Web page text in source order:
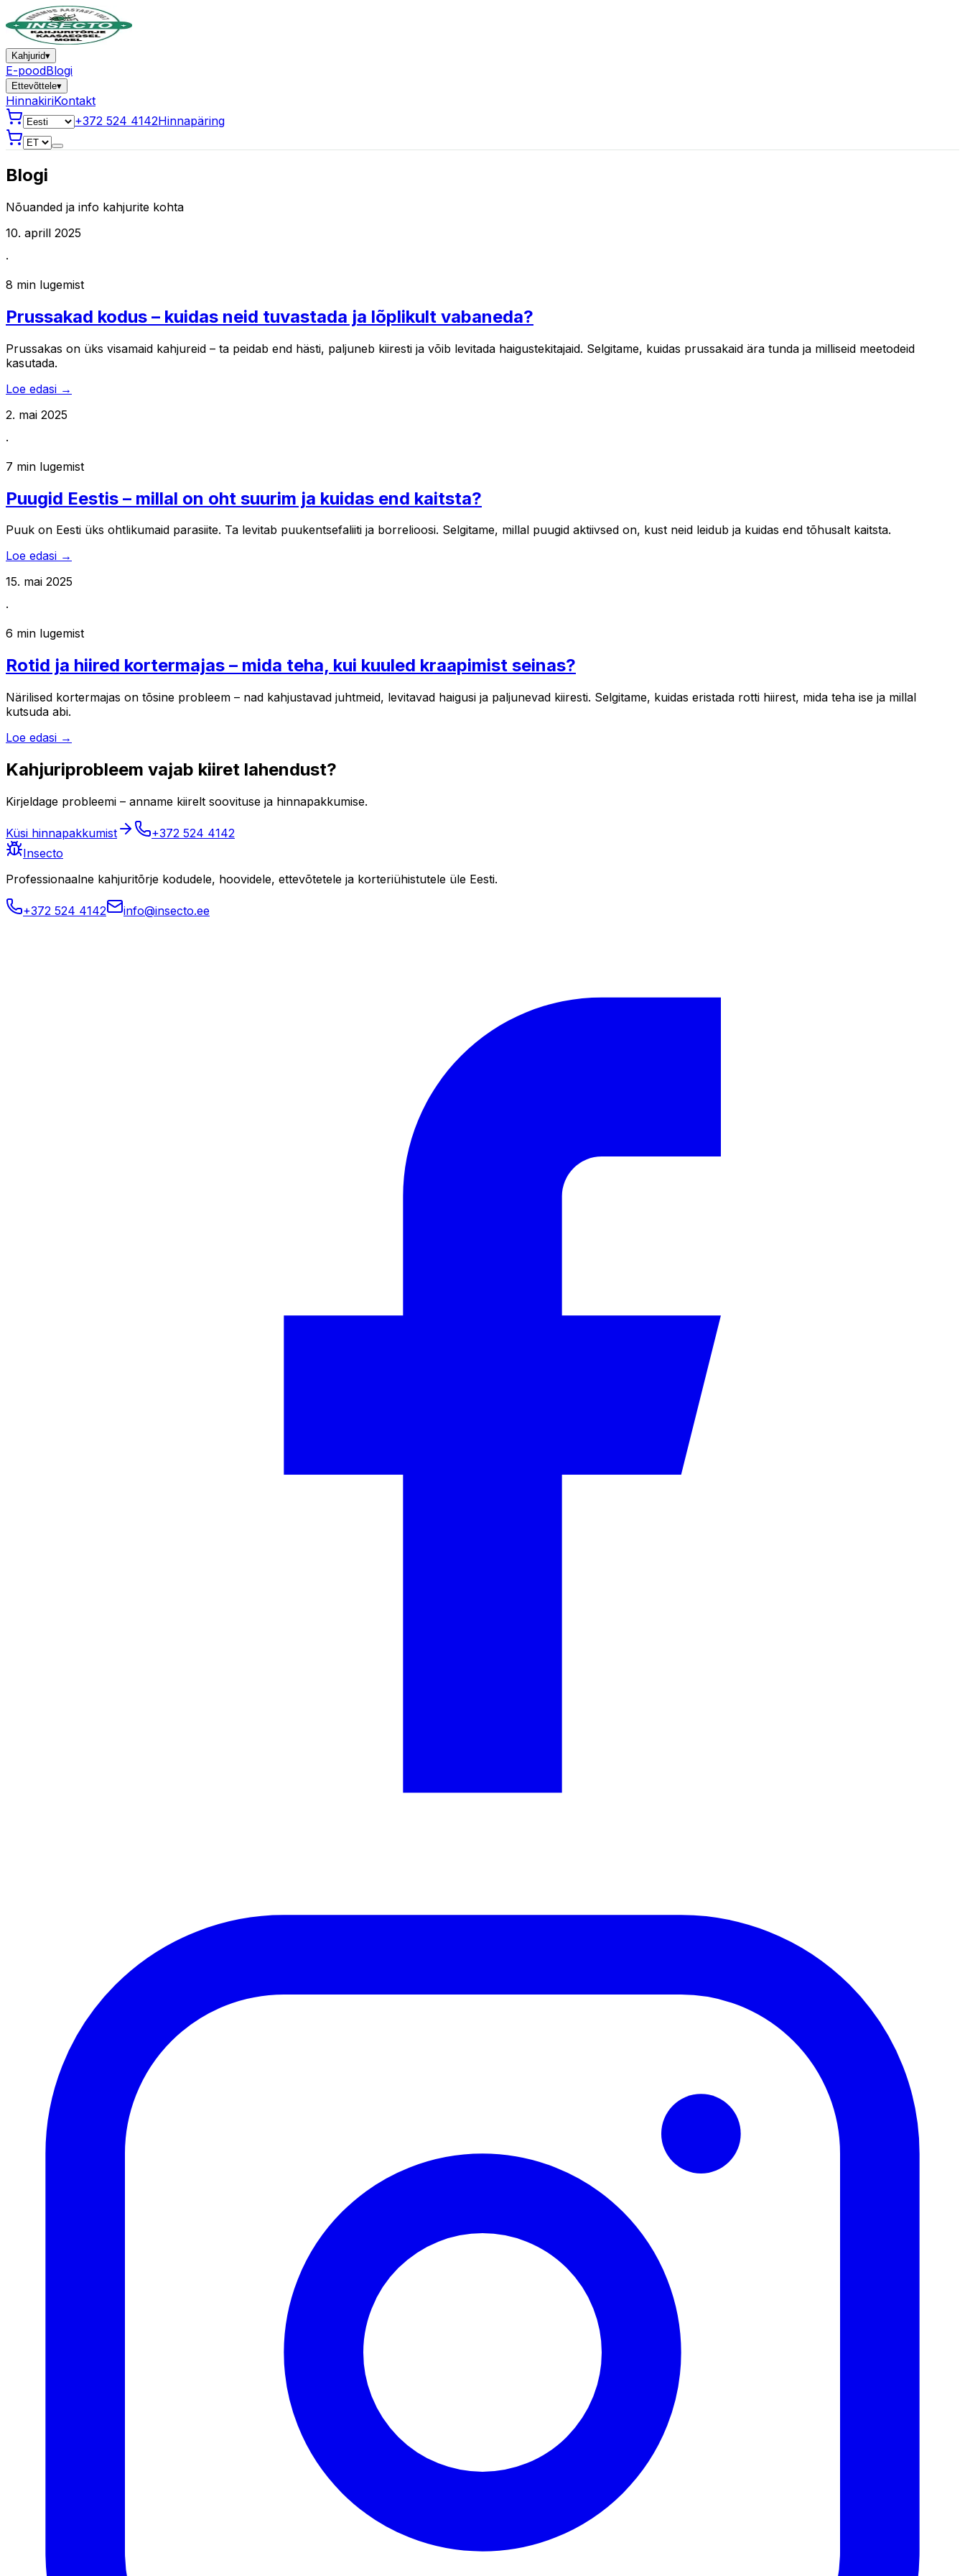
Kahjurid▾
E-poodBlogi
Ettevõttele▾
HinnakiriKontakt
+372 524 4142Hinnapäring
Blogi
Nõuanded ja info kahjurite kohta
10. aprill 2025
·
8 min lugemist
Prussakad kodus – kuidas neid tuvastada ja lõplikult vabaneda?
Prussakas on üks visamaid kahjureid – ta peidab end hästi, paljuneb kiiresti ja võib levitada haigustekitajaid. Selgitame, kuidas prussakaid ära tunda ja milliseid meetodeid
kasutada.
Loe edasi →
2. mai 2025
·
7 min lugemist
Puugid Eestis – millal on oht suurim ja kuidas end kaitsta?
Puuk on Eesti üks ohtlikumaid parasiite. Ta levitab puukentsefaliiti ja borrelioosi. Selgitame, millal puugid aktiivsed on, kust neid leidub ja kuidas end tõhusalt kaitsta.
Loe edasi →
15. mai 2025
·
6 min lugemist
Rotid ja hiired kortermajas – mida teha, kui kuuled kraapimist seinas?
Närilised kortermajas on tõsine probleem – nad kahjustavad juhtmeid, levitavad haigusi ja paljunevad kiiresti. Selgitame, kuidas eristada rotti hiirest, mida teha ise ja millal
kutsuda abi.
Loe edasi →
Kahjuriprobleem vajab kiiret lahendust?
Kirjeldage probleemi – anname kiirelt soovituse ja hinnapakkumise.
Küsi hinnapakkumist
+372 524 4142
Insecto
Professionaalne kahjuritõrje kodudele, hoovidele, ettevõtetele ja korteriühistutele üle Eesti.
+372 524 4142 info@insecto.ee